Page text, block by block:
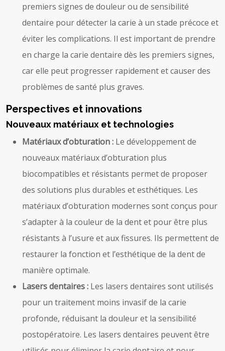
premiers signes de douleur ou de sensibilité
dentaire pour détecter la carie à un stade précoce et
éviter les complications. Il est important de prendre
en charge la carie dentaire dès les premiers signes,
car elle peut progresser rapidement et causer des
problèmes de santé plus graves.
Perspectives et innovations
Nouveaux matériaux et technologies
Matériaux d’obturation : Le développement de
nouveaux matériaux d’obturation plus
biocompatibles et résistants permet de proposer
des solutions plus durables et esthétiques. Les
matériaux d’obturation modernes sont conçus pour
s’adapter à la couleur de la dent et pour être plus
résistants à l’usure et aux fissures. Ils permettent de
restaurer la fonction et l’esthétique de la dent de
manière optimale.
Lasers dentaires : Les lasers dentaires sont utilisés
pour un traitement moins invasif de la carie
profonde, réduisant la douleur et la sensibilité
postopératoire. Les lasers dentaires peuvent être